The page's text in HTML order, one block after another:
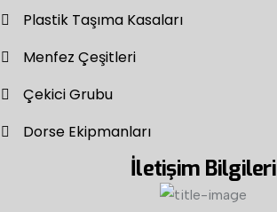
Plastik Taşıma Kasaları
Menfez Çeşitleri
Çekici Grubu
Dorse Ekipmanları
İletişim Bilgileri